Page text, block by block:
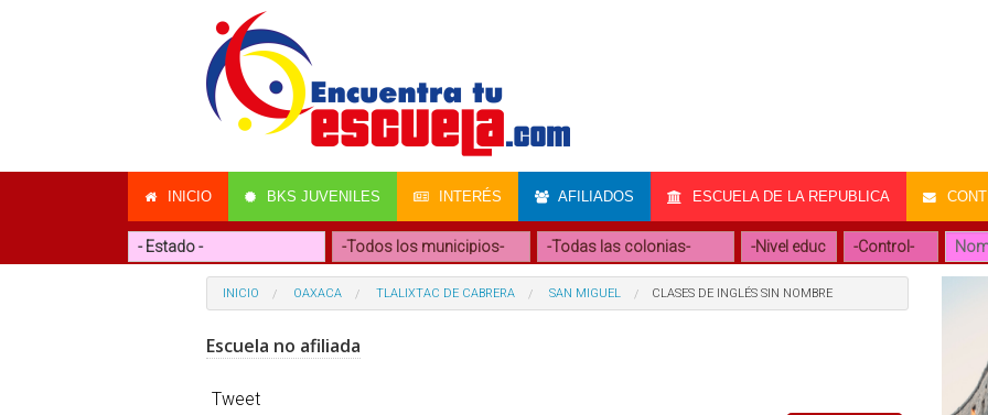
INICIO BKS JUVENILES INTERÉS AFILIADOS ESCUELA DE LA REPUBLICA
INICIO OAXACA TLALIXTAC DE CABRERA SAN MIGUEL CLASES DE INGLÉS SIN NOMBRE
Escuela no afiliada
Tweet